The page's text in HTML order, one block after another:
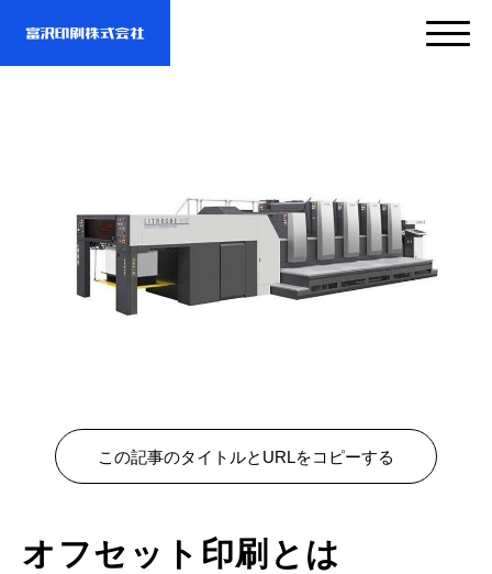
- サービスTOP
- 映像・動画制作
- デザイン
- 企業情報TOP
- 会社概要
実績紹介
- すべての実績
- 映像・動画制作
- お問い合わせTOP
- お問い合わせ
わたしたちについて
この記事のタイトルとURLをコピーする
オフセット印刷とは